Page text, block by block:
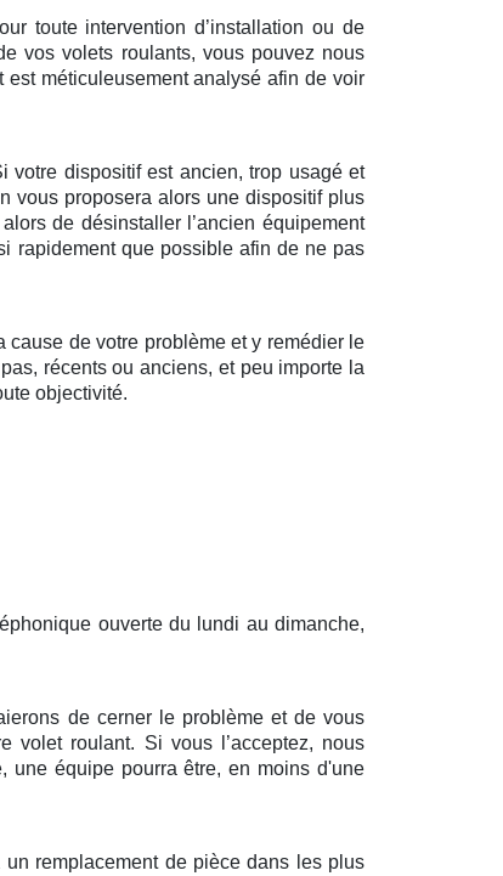
toute intervention d’installation ou de
vos volets roulants, vous pouvez nous
méticuleusement analysé afin de voir
votre dispositif est ancien, trop usagé et
vous proposera alors une dispositif plus
de désinstaller l’ancien équipement
rapidement que possible afin de ne pas
cause de votre problème et y remédier le
récents ou anciens, et peu importe la
objectivité.
ouverte du lundi au dimanche,
de cerner le problème et de vous
volet roulant. Si vous l’acceptez, nous
une équipe pourra être, en moins d'une
remplacement de pièce dans les plus